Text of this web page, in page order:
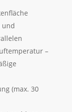
und
–
(max. 30